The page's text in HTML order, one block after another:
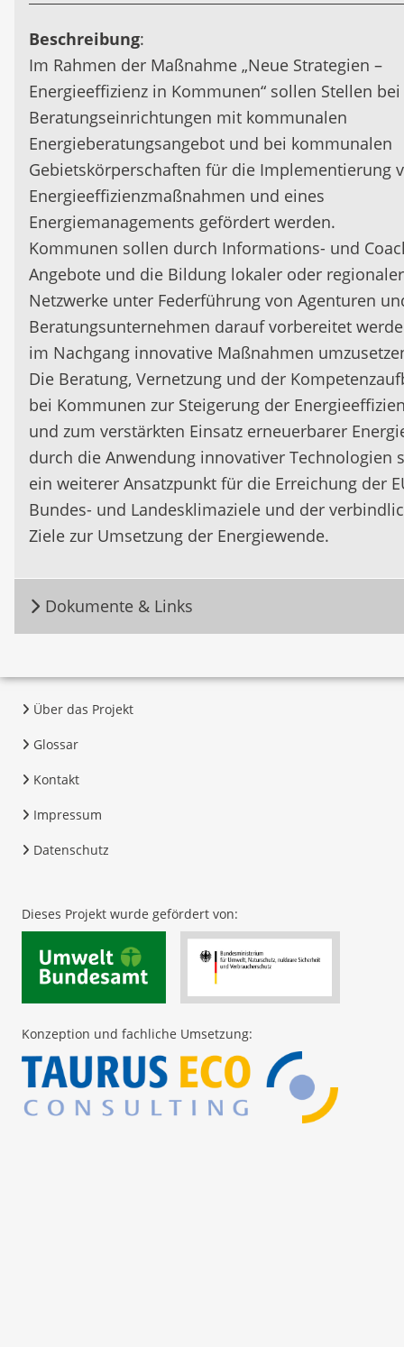
Beschreibung:
Im Rahmen der Maßnahme „Neue Strategien –
Energieeffizienz in Kommunen“ sollen Stellen bei
Beratungseinrichtungen mit kommunalen
Energieberatungsangebot und bei kommunalen
Gebietskörperschaften für die Implementierung
Energieeffizienzmaßnahmen und eines
Energiemanagements gefördert werden.
Kommunen sollen durch Informations- und
Angebote und die Bildung lokaler oder regionaler
Netzwerke unter Federführung von Agenturen
Beratungsunternehmen darauf vorbereitet
im Nachgang innovative Maßnahmen
Die Beratung, Vernetzung und der
bei Kommunen zur Steigerung der
und zum verstärkten Einsatz erneuerbarer
durch die Anwendung innovativer Technologien
ein weiterer Ansatzpunkt für die Erreichung der
Bundes- und Landesklimaziele und der
Ziele zur Umsetzung der Energiewende.
Dokumente & Links
Über das Projekt
Glossar
Kontakt
Impressum
Datenschutz
Dieses Projekt wurde gefördert von:
Konzeption und fachliche Umsetzung: